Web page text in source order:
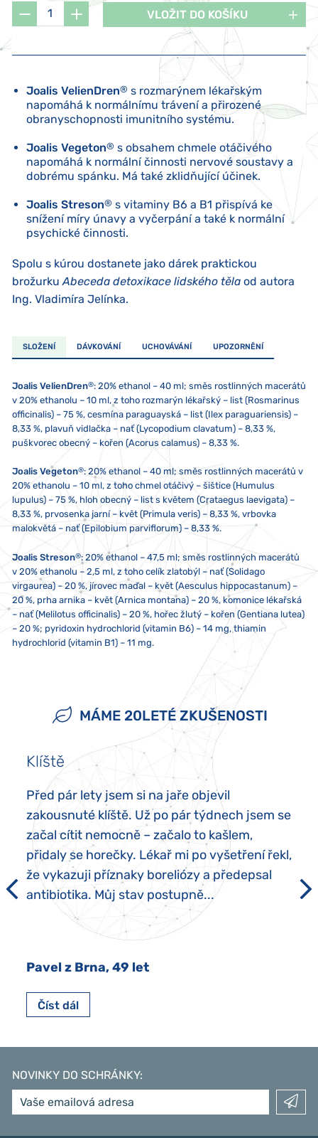
VLOŽIT DO KOŠÍKU
Joalis VelienDren® s rozmarýnem lékařským
napomáhá k normálnímu trávení a přirozené
obranyschopnosti imunitního systému.
Joalis Vegeton® s obsahem chmele otáčivého
napomáhá k normální činnosti nervové soustavy a
dobrému spánku. Má také zklidňující účinek.
Joalis Streson® s vitaminy B6 a B1 přispívá ke
snížení míry únavy a vyčerpání a také k normální
psychické činnosti.
Spolu s kúrou dostanete jako dárek praktickou
brožurku Abeceda detoxikace lidského těla od autora
Ing. Vladimíra Jelínka.
SLOŽENÍ DÁVKOVÁNÍ UCHOVÁVÁNÍ UPOZORNĚNÍ
Joalis VelienDren®: 20% ethanol – 40 ml; směs rostlinných macerátů
v 20% ethanolu – 10 ml, z toho rozmarýn lékařský – list (Rosmarinus
officinalis) – 75 %, cesmína paraguayská – list (Ilex paraguariensis) –
8,33 %, plavuň vidlačka – nať (Lycopodium clavatum) – 8,33 %,
puškvorec obecný – kořen (Acorus calamus) – 8,33 %.
Joalis Vegeton®: 20% ethanol – 40 ml; směs rostlinných macerátů v
20% ethanolu – 10 ml, z toho chmel otáčivý – šištice (Humulus
lupulus) – 75 %, hloh obecný – list s květem (Crataegus laevigata) –
8,33 %, prvosenka jarní – květ (Primula veris) – 8,33 %, vrbovka
malokvětá – nať (Epilobium parviflorum) – 8,33 %.
Joalis Streson®: 20% ethanol – 47,5 ml; směs rostlinných macerátů
v 20% ethanolu – 2,5 ml, z toho celík zlatobýl – nať (Solidago
virgaurea) – 20 %, jírovec maďal – květ (Aesculus hippocastanum) –
20 %, prha arnika – květ (Arnica montana) – 20 %, komonice lékařská
– nať (Melilotus officinalis) – 20 %, hořec žlutý – kořen (Gentiana lutea)
– 20 %; pyridoxin hydrochlorid (vitamin B6) – 14 mg, thiamin
hydrochlorid (vitamin B1) – 11 mg.
2x denně 10 kapek, není-li doporučeno jinak. Pokud berete více
přípravků Joalis zároveň, doporučujeme aplikaci s odstupem alespoň
jedné minuty. Nepřekračujte doporučené denní dávkování.
Nepoužívejte kovovou lžičku!
Skladujte při teplotě od 5 do 25 °C. Nevystavujte přímému
slunečnímu záření ani silnému elektromagnetickému poli (tj. ne
méně než pět centimetrů od mikrovlnné trouby, lednice, televize
nebo mobilního telefonu). Obsah přípravku nesmí přijít do styku s
kovem nebo aromatickými potravinami.
Přípravek není vhodný pro děti, těhotné a kojící ženy. Doplněk stravy
neslouží jako náhrada pestré stravy a nenahrazuje léky předepsané
lékařem. Ukládejte mimo dosah dětí. Případný sediment není na
závadu. V případě alergie na jakoukoliv složku přípravek neužívejte!
MÁME 20LETÉ ZKUŠENOSTI
Klíště
Před pár lety jsem si na jaře objevil
zakousnuté klíště. Už po pár týdnech jsem se
začal cítit nemocně – začalo to kašlem,
přidaly se horečky. Lékař mi po vyšetření řekl,
že vykazuji příznaky boreliózy a předepsal
antibiotika. Můj stav postupně...
Pavel z Brna, 49 let
Číst dál
NOVINKY DO SCHRÁNKY: